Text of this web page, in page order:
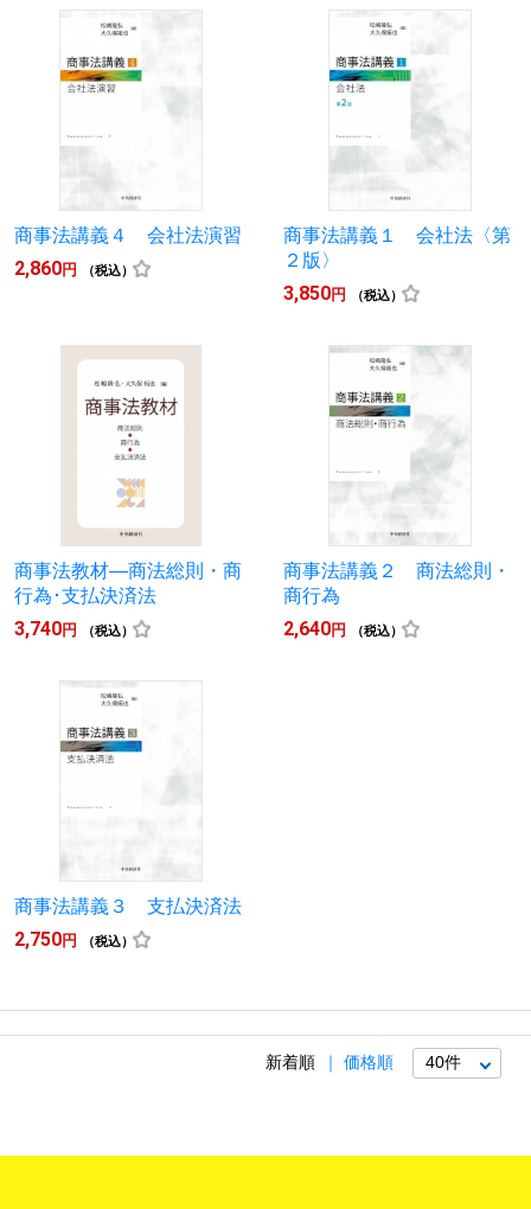
商事法講義４ 会社法演習
2,860円 （税込）
商事法講義１ 会社法〈第
２版〉
3,850円 （税込）
商事法教材―商法総則・商
行為･支払決済法
3,740円 （税込）
商事法講義２ 商法総則・
商行為
2,640円 （税込）
商事法講義３ 支払決済法
2,750円 （税込）
新着順 価格順